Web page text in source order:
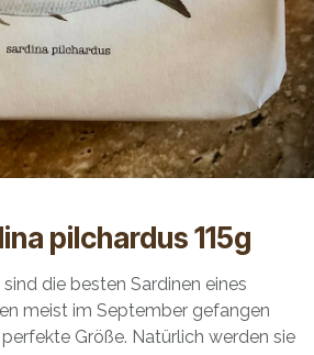
pilchardus 115g
die besten Sardinen eines
meist im September gefangen
Größe. Natürlich werden sie